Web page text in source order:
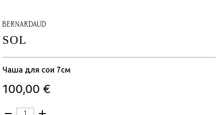
SOL
Чаша для сои 7см
100,00 €